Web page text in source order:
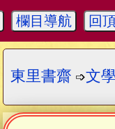
欄目導航 回
東里書齋 ➩文